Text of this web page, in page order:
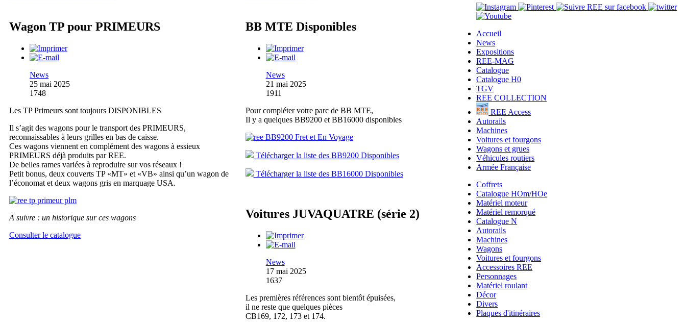
Wagon TP pour PRIMEURS
News
25 mai 2025
1748
Les TP Primeurs sont toujours DISPONIBLES
Il s’agit des wagons pour le transport des PRIMEURS,
reconnaissables à leurs grilles en bas de caisse.
Ces wagons viennent en complément des wagons à essieux
PRIMEURS déjà produits par REE.
De belles rames variées à reproduire sur vos réseaux !
Petit bonus, deux couverts TP «MT» et «VB» ainsi qu’un wagon de
l’économat et deux wagons gris en marquage USA.
A suivre : un historique sur ces wagons
Consulter le catalogue
BB MTE Disponibles
News
21 mai 2025
1911
Pour compléter votre parc de BB MTE,
Il y a quelques BB9200 et BB16000 disponibles
Télécharger la liste des BB9200 Disponibles
Télécharger la liste des BB16000 Disponibles
Voitures JUVAQUATRE (série 2)
News
17 mai 2025
1637
Les premières références sont bientôt épuisées,
il ne reste que quelques pièces
CB169, 172, 173 et 174.
Accueil
News
Expositions
REE-MAG
Catalogue
Catalogue H0
TGV
REE COLLECTION
REE Access
Autorails
Machines
Voitures et fourgons
Wagons et grues
Véhicules routiers
Armée Française
Coffrets
Catalogue HOm/HOe
Matériel moteur
Matériel remorqué
Catalogue N
Autorails
Machines
Wagons
Voitures et fourgons
Accessoires REE
Personnages
Matériel roulant
Décor
Divers
Plaques d'itinéraires